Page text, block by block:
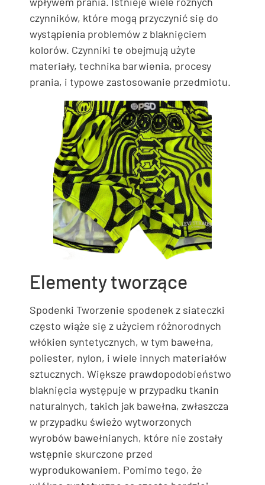
czynników, które mogą przyczynić się do
wystąpienia problemów z blaknięciem
kolorów. Czynniki te obejmują użyte
materiały, technika barwienia, procesy
prania, i typowe zastosowanie przedmiotu.
Elementy tworzące
Spodenki Tworzenie spodenek z siateczki
często wiąże się z użyciem różnorodnych
włókien syntetycznych, w tym bawełna,
poliester, nylon, i wiele innych materiałów
sztucznych. Większe prawdopodobieństwo
blaknięcia występuje w przypadku tkanin
naturalnych, takich jak bawełna, zwłaszcza
w przypadku świeżo wytworzonych
wyrobów bawełnianych, które nie zostały
wstępnie skurczone przed
wyprodukowaniem. Pomimo tego, że